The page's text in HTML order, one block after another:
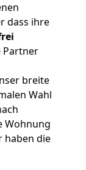
dass ihre
Partner
breite
Wahl
Wohnung
haben die